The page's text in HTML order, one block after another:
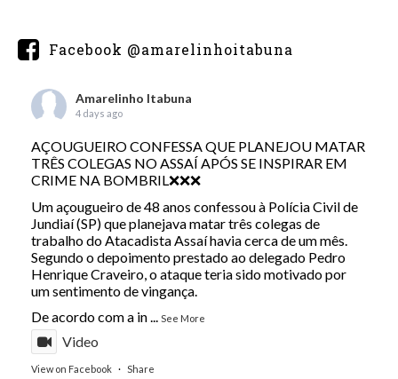
Facebook @amarelinhoitabuna
Amarelinho Itabuna
4 days ago
AÇOUGUEIRO CONFESSA QUE PLANEJOU MATAR
TRÊS COLEGAS NO ASSAÍ APÓS SE INSPIRAR EM
CRIME NA BOMBRIL❌❌❌
Um açougueiro de 48 anos confessou à Polícia Civil de
Jundiaí (SP) que planejava matar três colegas de
trabalho do Atacadista Assaí havia cerca de um mês.
Segundo o depoimento prestado ao delegado Pedro
Henrique Craveiro, o ataque teria sido motivado por
um sentimento de vingança.
De acordo com a in
See More
Video
View on Facebook · Share